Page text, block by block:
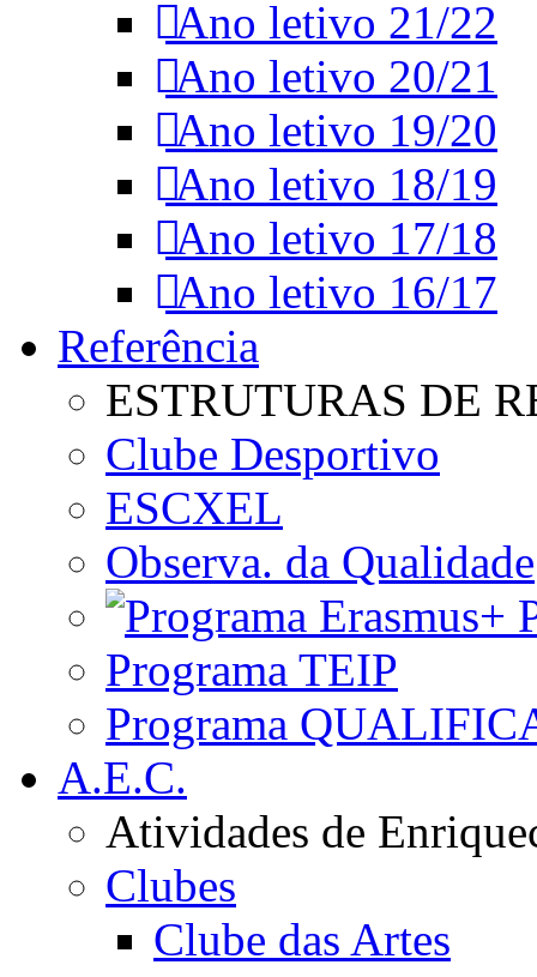
Ano letivo 21/22
Ano letivo 20/21
Ano letivo 19/20
Ano letivo 18/19
Ano letivo 17/18
Ano letivo 16/17
Referência
ESTRUTURAS DE
Clube Desportivo
ESCXEL
Observa. da Qualidade
Programa TEIP
Programa
A.E.C.
Atividades de
Clubes
Clube das Artes